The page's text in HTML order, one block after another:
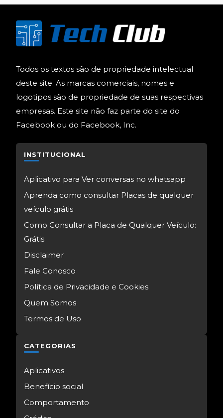
Todos os textos são de propriedade intelectual
deste site. As marcas comerciais, nomes e
logotipos são de propriedade de suas respectivas
empresas. Este site não faz parte do site do
Facebook ou do Facebook, Inc.
INSTITUCIONAL
Aplicativo para Ver conversas no whatsapp
Aprenda como consultar Placas de qualquer
veículo grátis
Como Consultar a Placa de Qualquer Veículo:
Grátis
Disclaimer
Fale Conosco
Política de Privacidade e Cookies
Quem Somos
Termos de Uso
CATEGORIAS
Aplicativos
Benefício social
Comportamento